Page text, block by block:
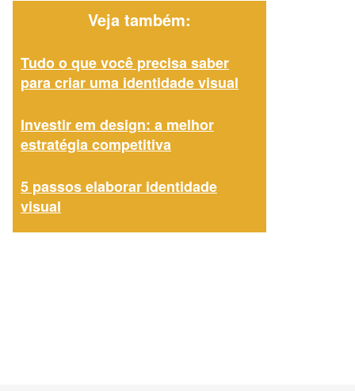
Veja também:
Tudo o que você precisa saber
para criar uma identidade visual
Investir em design: a melhor
estratégia competitiva
5 passos elaborar identidade
visual